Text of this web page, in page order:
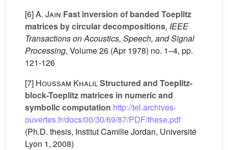
[6]A. Jain Fast inversion of banded Toeplitz
matrices by circular decompositions, IEEE
Transactions on Acoustics, Speech, and Signal
Processing, Volume 26 (Apr 1978) no. 1–4, pp.
121-126
[7] Houssam KhalilStructured and Toeplitz-
block-Toeplitz matrices in numeric and
symbolic computation http://tel.archives-
ouvertes.fr/docs/00/30/69/87/PDF/these.pdf
(Ph.D. thesis, Institut Camille Jordan, Université
Lyon 1, 2008)